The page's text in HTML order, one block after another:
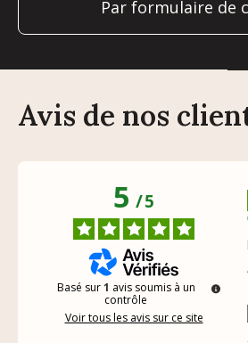
Par formulaire de
Avis de nos
5/5
Basé sur1 avis soumis à un
contrôle
Voir tous les avis sur ce site